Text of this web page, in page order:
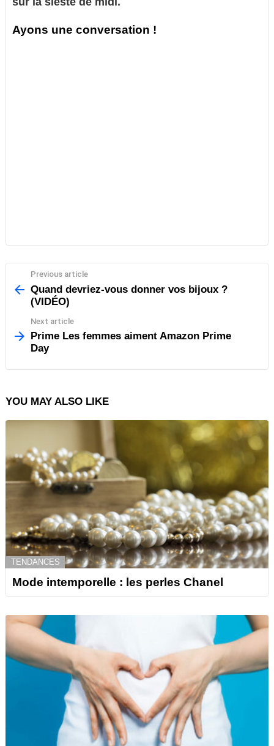
Ayons une conversation !
more
Previous article
Quand devriez-vous donner vos bijoux ?
(VIDÉO)
Next article
Prime Les femmes aiment Amazon Prime
Day
YOU MAY ALSO LIKE
TENDANCES
Mode intemporelle : les perles Chanel